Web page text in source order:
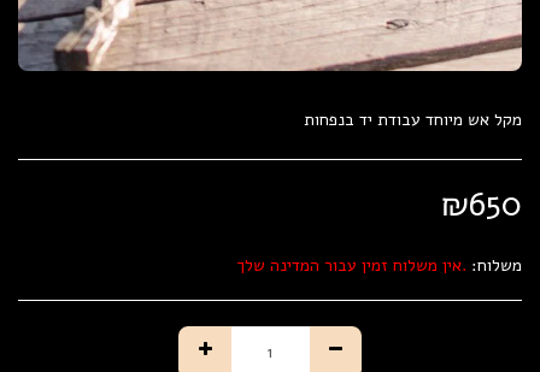
מקל אש מיוחד עבודת יד בנפחות
₪650
משלוח: אין משלוח זמין עבור המדינה שלך.